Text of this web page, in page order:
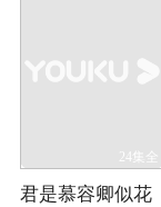
24集全
君是慕容卿似花